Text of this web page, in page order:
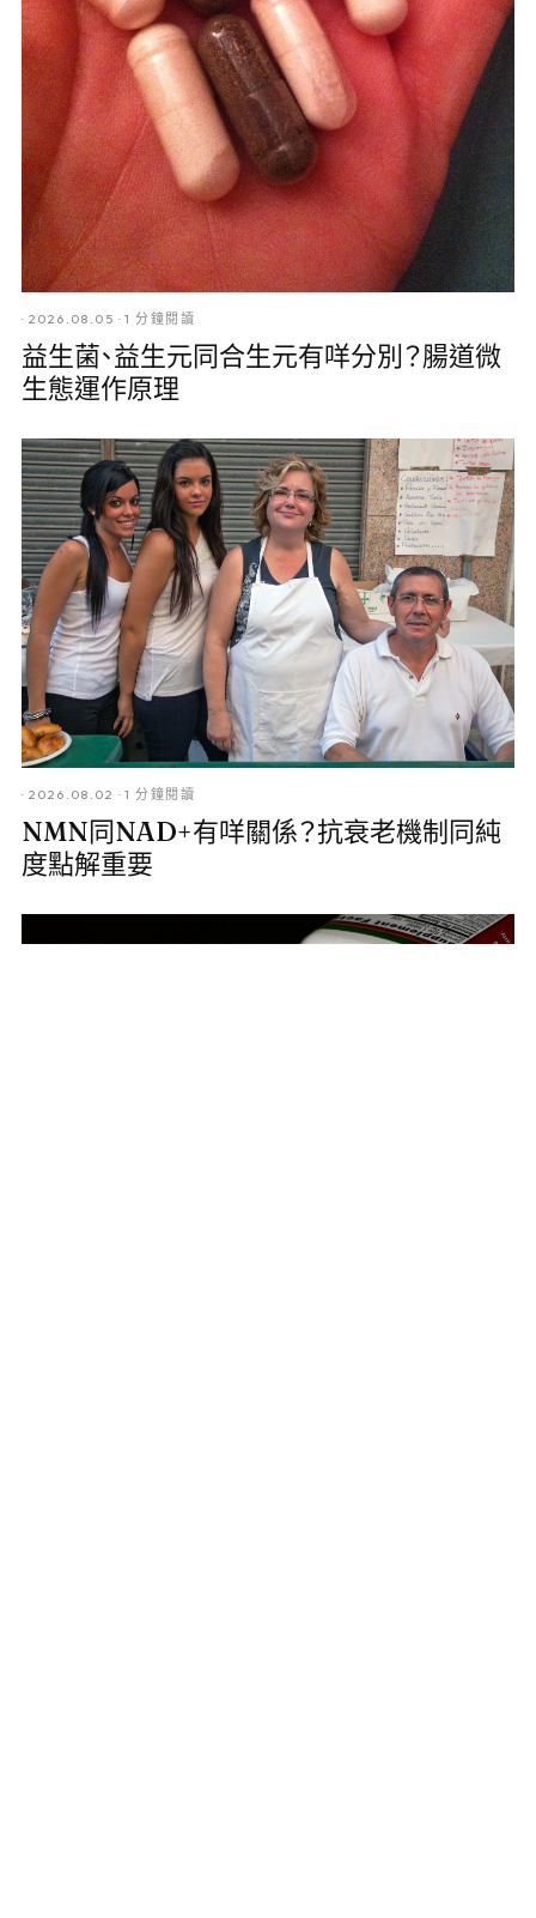
· 2026.08.05 ·1 分鐘閱讀
益生菌、益生元同合生元有咩分別？腸道微
生態運作原理
· 2026.08.02 ·1 分鐘閱讀
NMN同NAD+有咩關係？抗衰老機制同純
度點解重要